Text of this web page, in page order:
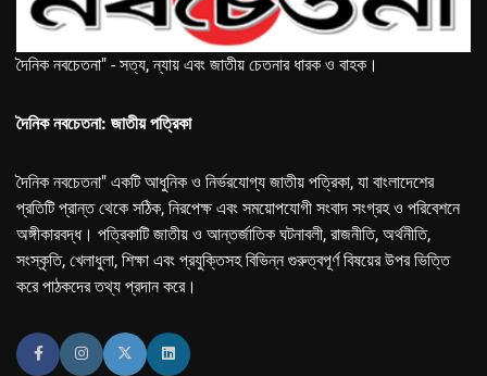
দৈনিক নবচেতনা" - সত্য, ন্যায় এবং জাতীয় চেতনার ধারক ও বাহক।
দৈনিক নবচেতনা: জাতীয় পত্রিকা
দৈনিক নবচেতনা" একটি আধুনিক ও নির্ভরযোগ্য জাতীয় পত্রিকা, যা বাংলাদেশের
প্রতিটি প্রান্ত থেকে সঠিক, নিরপেক্ষ এবং সময়োপযোগী সংবাদ সংগ্রহ ও পরিবেশনে
অঙ্গীকারবদ্ধ। পত্রিকাটি জাতীয় ও আন্তর্জাতিক ঘটনাবলী, রাজনীতি, অর্থনীতি,
সংস্কৃতি, খেলাধুলা, শিক্ষা এবং প্রযুক্তিসহ বিভিন্ন গুরুত্বপূর্ণ বিষয়ের উপর ভিত্তি
করে পাঠকদের তথ্য প্রদান করে।